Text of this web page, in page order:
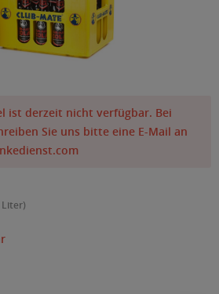
ist derzeit nicht verfügbar. Bei
Sie uns bitte eine E-Mail an